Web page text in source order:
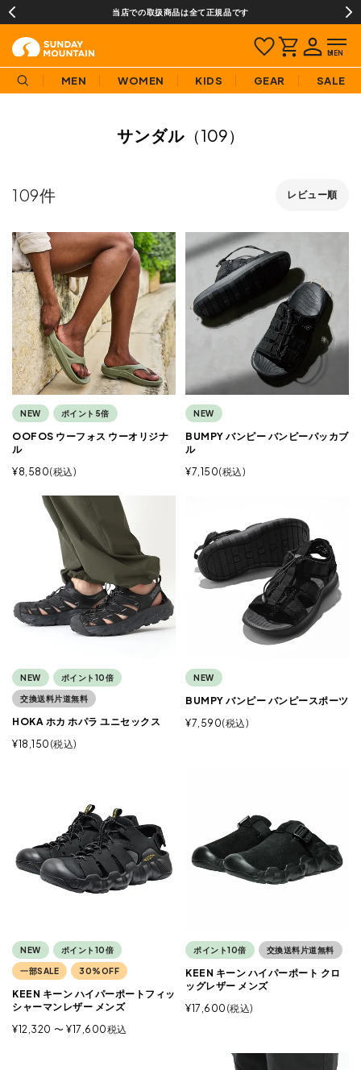
当店での取扱商品は全て正規品です
MEN WOMEN KIDS GEAR SALE
サンダル （109）
レビュー順
109
NEW ポイント5倍
OOFOS ウーフォス ウーオリジナ
ル
¥8,580 税込
NEW
BUMPY バンピー バンピーパッカブ
ル
¥7,150 税込
NEW ポイント10倍
交換送料片道無料
HOKA ホカ ホパラ ユニセックス
¥18,150 税込
NEW
BUMPY バンピー バンピースポーツ
¥7,590 税込
NEW ポイント10倍
一部SALE 30%OFF
KEEN キーン ハイパーポートフィッ
シャーマンレザー メンズ
¥12,320 〜 ¥17,600税込
ポイント10倍 交換送料片道無料
KEEN キーン ハイパーポート クロ
ッグレザー メンズ
¥17,600 税込